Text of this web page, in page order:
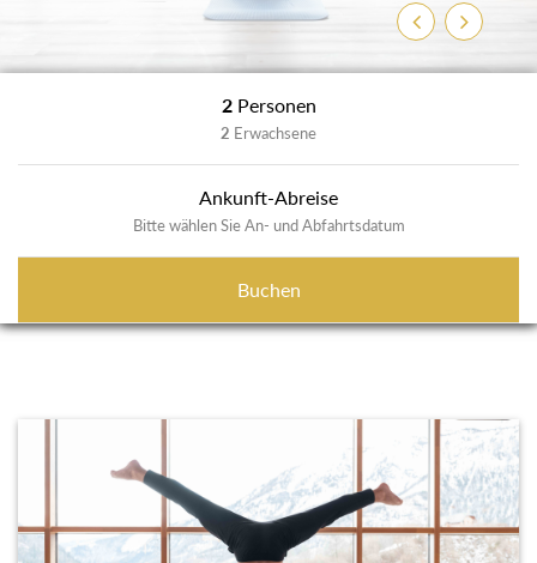
ZurückWeiter
2 Personen
2 Erwachsene
Ankunft-Abreise
Bitte wählen Sie An- und Abfahrtsdatum
Buchen